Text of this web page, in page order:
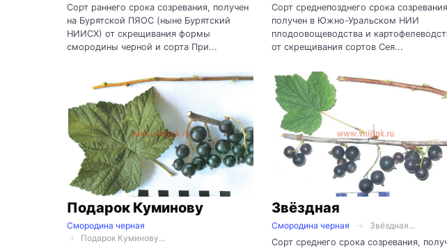
Сорт раннего срока созревания, получен
на Бурятской ПЯОС (ныне Бурятский
НИИСХ) от скрещивания формы
смородины черной и сорта При...
Сорт среднепозднего срока
получен в Южно-Уральском НИИ
плодоовощеводства и
от скрещивания сортов Сея...
Подарок Куминову
Смородина черная
Подарок Куминову...
Звёздная
Смородина черная
Звёздная...
Сорт среднего срока созревания,